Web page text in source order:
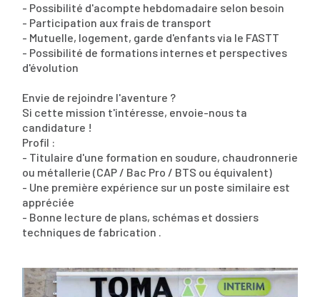
- Possibilité d'acompte hebdomadaire selon besoin
- Participation aux frais de transport
- Mutuelle, logement, garde d'enfants via le FASTT
- Possibilité de formations internes et perspectives
d'évolution
Envie de rejoindre l'aventure ?
Si cette mission t'intéresse, envoie-nous ta
candidature !
Profil :
- Titulaire d'une formation en soudure, chaudronnerie
ou métallerie (CAP / Bac Pro / BTS ou équivalent)
- Une première expérience sur un poste similaire est
appréciée
- Bonne lecture de plans, schémas et dossiers
techniques de fabrication .